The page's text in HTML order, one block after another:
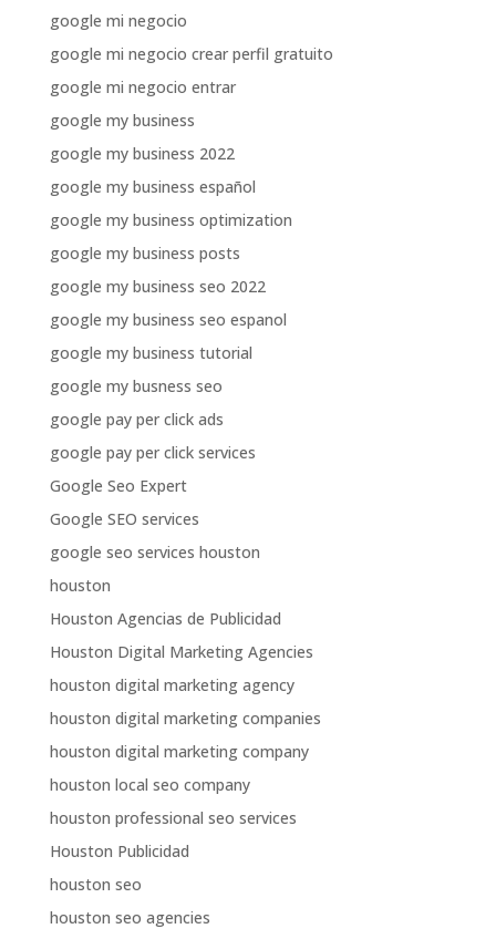
google mi negocio
google mi negocio crear perfil gratuito
google mi negocio entrar
google my business
google my business 2022
google my business español
google my business optimization
google my business posts
google my business seo 2022
google my business seo espanol
google my business tutorial
google my busness seo
google pay per click ads
google pay per click services
Google Seo Expert
Google SEO services
google seo services houston
houston
Houston Agencias de Publicidad
Houston Digital Marketing Agencies
houston digital marketing agency
houston digital marketing companies
houston digital marketing company
houston local seo company
houston professional seo services
Houston Publicidad
houston seo
houston seo agencies